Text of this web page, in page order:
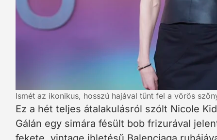
Ismét az ikonikus, hosszú hajával tűnt fel a vörös
Ez a hét teljes átalakulásról szólt Nicole
Gálán egy simára fésült bob frizurával